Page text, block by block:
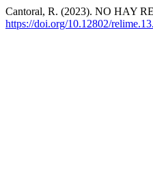
Cantoral, R. (2023). NO HAY
https://doi.org/10.12802/